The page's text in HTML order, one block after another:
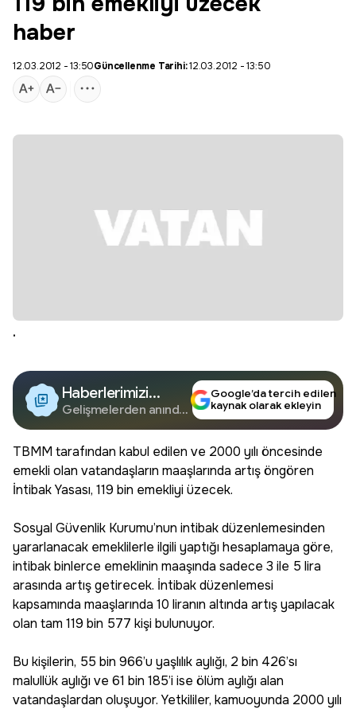
haber
12.03.2012 - 13:50Güncellenme Tarihi:12.03.2012 - 13:50
.
Haberlerimizi
Google'da Takip
Edin
Gelişmelerden anında
Google’da tercih edilen
kaynak olarak ekleyin
TBMM tarafından kabul edilen ve 2000 yılı öncesinde
emekli olan vatandaşların maaşlarında artış öngören
İntibak Yasası, 119 bin emekliyi üzecek.
Sosyal Güvenlik Kurumu’nun intibak düzenlemesinden
yararlanacak emeklilerle ilgili yaptığı hesaplamaya göre,
intibak binlerce emeklinin maaşında sadece 3 ile 5 lira
arasında artış getirecek. İntibak düzenlemesi
kapsamında maaşlarında 10 liranın altında artış yapılacak
olan tam 119 bin 577 kişi bulunuyor.
Bu kişilerin, 55 bin 966’u yaşlılık aylığı, 2 bin 426’sı
malullük aylığı ve 61 bin 185’i ise ölüm aylığı alan
vatandaşlardan oluşuyor. Yetkililer, kamuoyunda 2000 yılı